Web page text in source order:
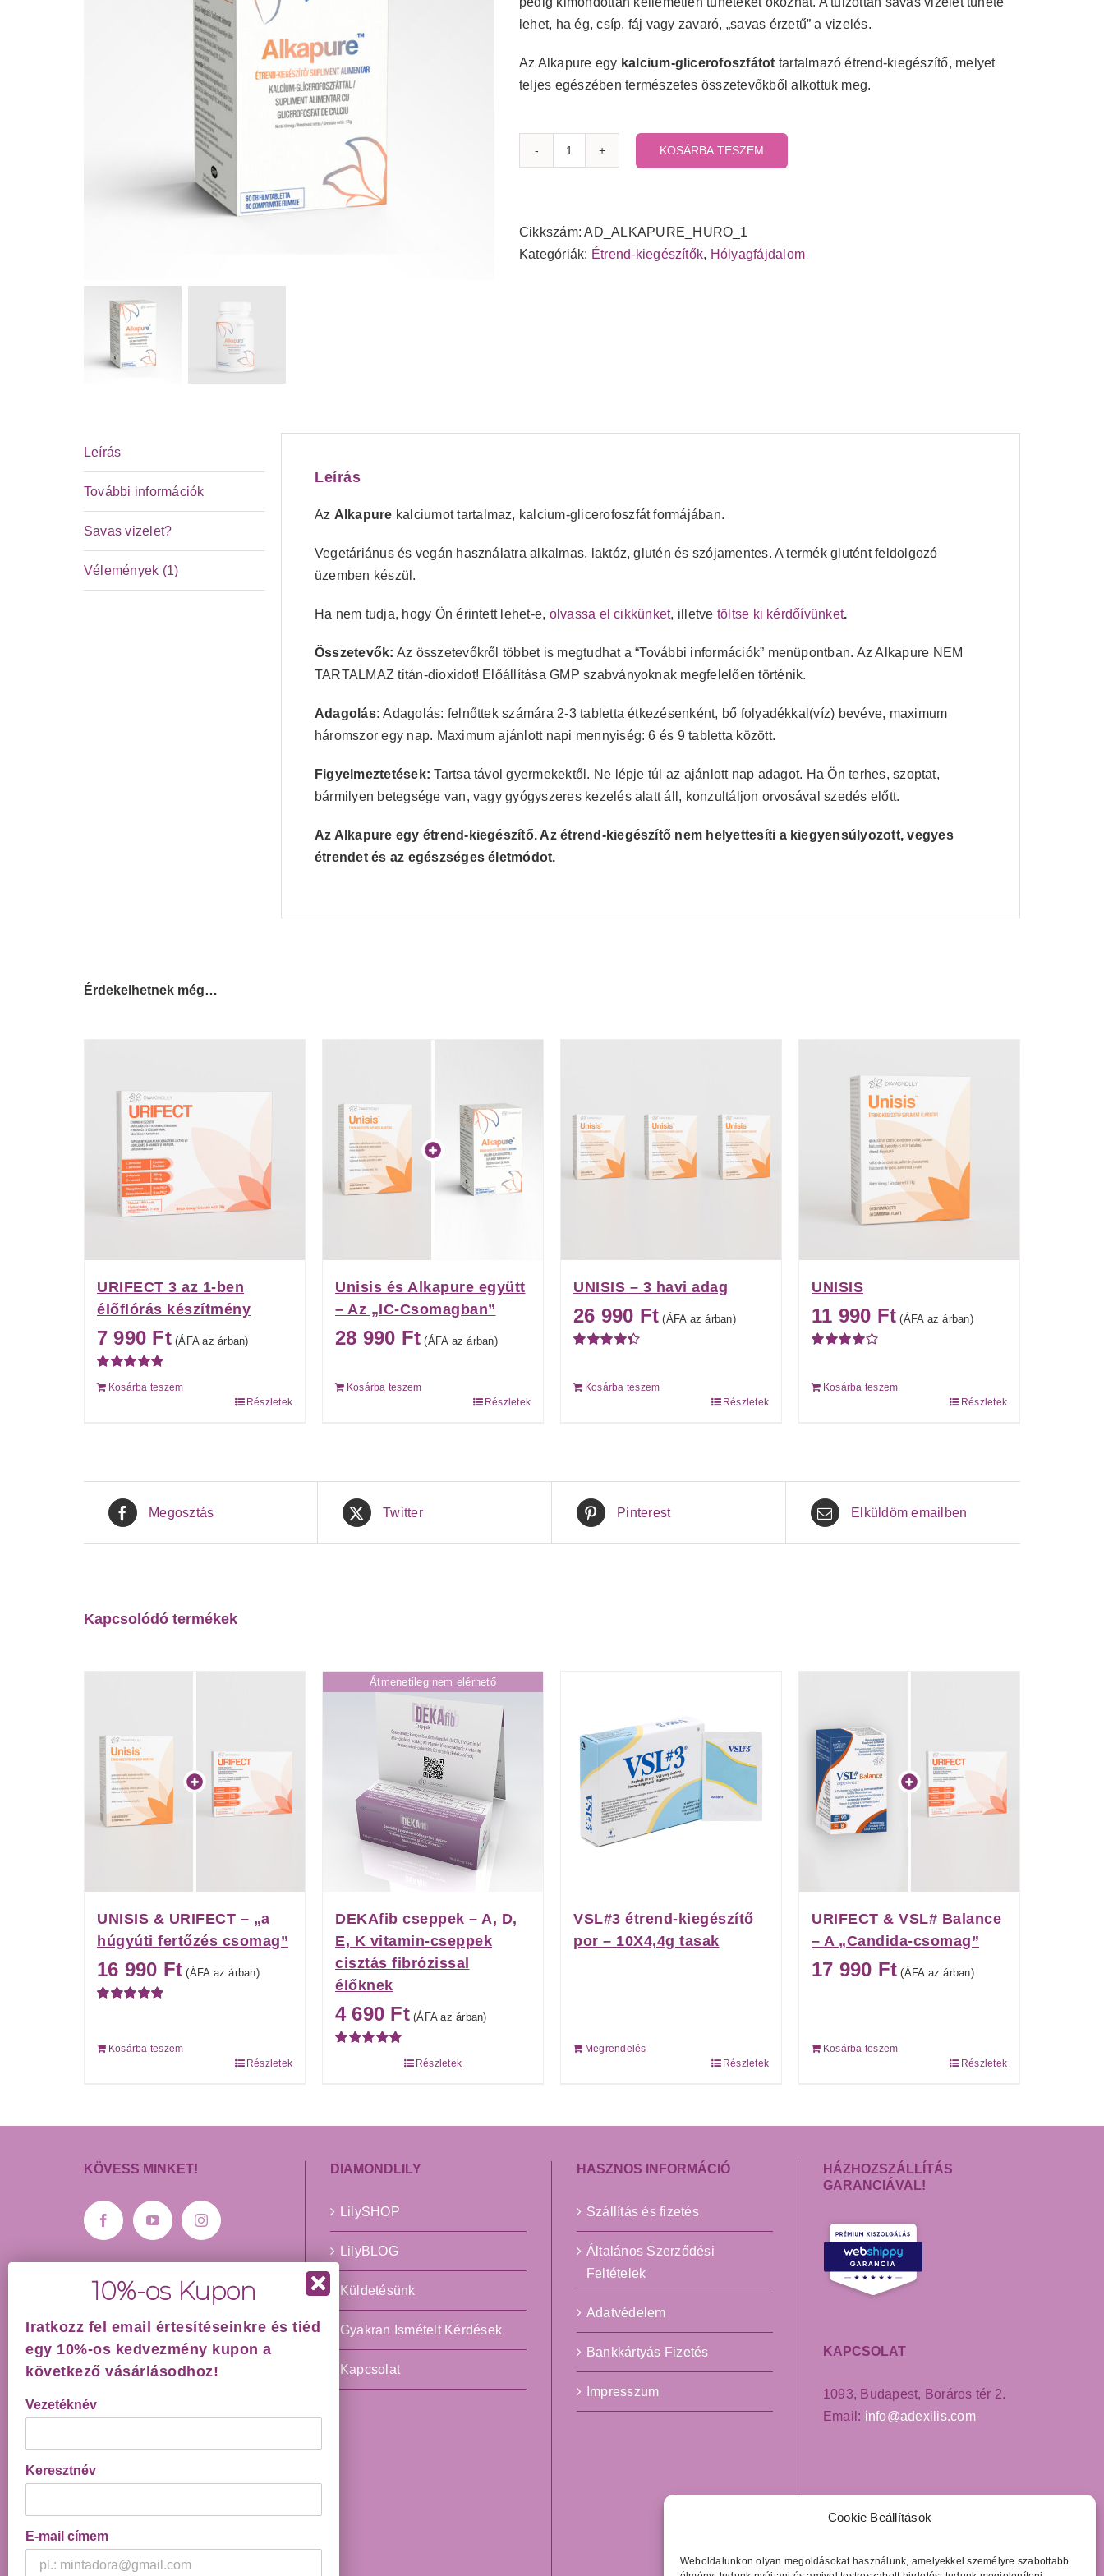
Cookie Beállítások
Weboldalunkon olyan megoldásokat használunk, amelyekkel személyre szabottabb
lehet, ha ég, csíp, fáj vagy zavaró, „savas érzetű” a vizelés.
Az Alkapure egy kalcium-glicerofoszfátot tartalmazó étrend-kiegészítő, melyet
teljes egészében természetes összetevőkből alkottuk meg.
KOSÁRBA TESZEM
Cikkszám:AD_ALKAPURE_HURO_1
Kategóriák: Étrend-kiegészítők, Hólyagfájdalom
Leírás
További információk
Savas vizelet?
Vélemények (1)
Leírás
Az Alkapure kalciumot tartalmaz, kalcium-glicerofoszfát formájában.
Vegetáriánus és vegán használatra alkalmas, laktóz, glutén és szójamentes. A termék glutént feldolgozó
üzemben készül.
Ha nem tudja, hogy Ön érintett lehet-e, olvassa el cikkünket, illetve töltse ki kérdőívünket.
Összetevők: Az összetevőkről többet is megtudhat a “További információk” menüpontban. Az Alkapure NEM
TARTALMAZ titán-dioxidot! Előállítása GMP szabványoknak megfelelően történik.
Adagolás: Adagolás: felnőttek számára 2-3 tabletta étkezésenként, bő folyadékkal(víz) bevéve, maximum
háromszor egy nap. Maximum ajánlott napi mennyiség: 6 és 9 tabletta között.
Figyelmeztetések: Tartsa távol gyermekektől. Ne lépje túl az ajánlott nap adagot. Ha Ön terhes, szoptat,
bármilyen betegsége van, vagy gyógyszeres kezelés alatt áll, konzultáljon orvosával szedés előtt.
Az Alkapure egy étrend-kiegészítő. Az étrend-kiegészítő nem helyettesíti a kiegyensúlyozott, vegyes
étrendet és az egészséges életmódot.
Érdekelhetnek még…
URIFECT 3 az 1-ben
élőflórás készítmény
Értékelés:
5.00/ 5
7 990 Ft (ÁFA az árban)
Kosárba teszem
Részletek
Unisis és Alkapure együtt
– Az „IC-Csomagban”
28 990 Ft (ÁFA az árban)
Kosárba teszem
Részletek
UNISIS – 3 havi adag
26 990 Ft (ÁFA az árban)
Kosárba teszem
Részletek
UNISIS
11 990 Ft (ÁFA az árban)
Kosárba teszem
Részletek
Megosztás Twitter Pinterest Elküldöm emailben
Kapcsolódó termékek
UNISIS & URIFECT – „a
húgyúti fertőzés csomag”
16 990 Ft (ÁFA az árban)
Kosárba teszem
Részletek
Átmenetileg nem elérhető
DEKAfib cseppek – A, D,
E, K vitamin-cseppek
cisztás fibrózissal
élőknek
4 690 Ft (ÁFA az árban)
Részletek
VSL#3 étrend-kiegészítő
por – 10X4,4g tasak
Megrendelés
Részletek
URIFECT & VSL# Balance
– A „Candida-csomag”
17 990 Ft (ÁFA az árban)
Kosárba teszem
Részletek
KÖVESS MINKET!
IRATKOZZ FEL
Vezetéknév
Keresztnév
E-mail címem
Elolvastam és elfogadom az
Adatkezelési Tájékoztatót
DIAMONDLILY
LilySHOP
LilyBLOG
Küldetésünk
Gyakran Ismételt Kérdések
Kapcsolat
HASZNOS INFORMÁCIÓ
Szállítás és fizetés
Általános Szerződési
Feltételek
Adatvédelem
Bankkártyás Fizetés
Impresszum
HÁZHOZSZÁLLÍTÁS
GARANCIÁVAL!
KAPCSOLAT
1093, Budapest, Boráros tér 2.
Email: info@adexilis.com
Iratkozz fel email értesítéseinkre és tiéd
egy 10%-os kedvezmény kupon a
következő vásárlásodhoz!
Vezetéknév
Keresztnév
E-mail címem